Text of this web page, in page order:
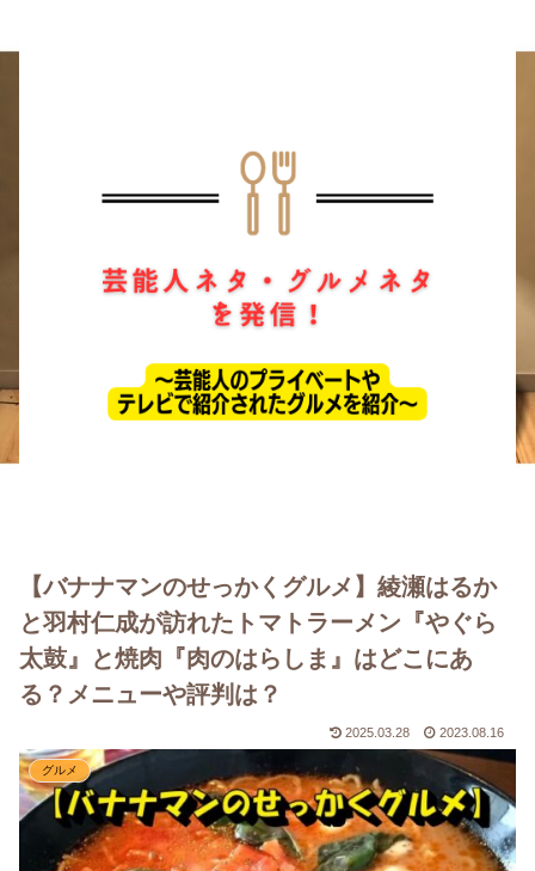
【バナナマンのせっかくグルメ】綾瀬はるか
と羽村仁成が訪れたトマトラーメン『やぐら
太鼓』と焼肉『肉のはらしま』はどこにあ
る？メニューや評判は？
2025.03.28 2023.08.16
グルメ